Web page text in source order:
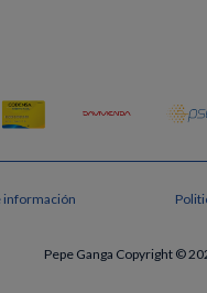
información
Pepe Ganga Copyright ©